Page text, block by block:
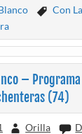
Con
–
(74)
Orilla